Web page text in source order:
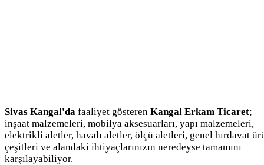
Sivas Kangal'da faaliyet gösteren Kangal Erkam Ticaret;
inşaat malzemeleri, mobilya aksesuarları, yapı malzemeleri,
elektrikli aletler, havalı aletler, ölçü aletleri, genel hırdavat
çeşitleri ve alandaki ihtiyaçlarınızın neredeyse tamamını
karşılayabiliyor.